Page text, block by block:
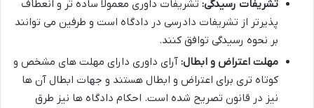
تشریفات رسیدگی: تشریفات داوری معمولاً ساده تر و انعطاف
پذیرتر از تشریفات دادرسی در دادگاه است و طرفین می توانند
بر نحوه رسیدگی توافق کنند.
مهلت اعتراض و ابطال: آرای داوری دارای مهلت های مشخص و
کوتاه تری برای اعتراض و ابطال هستند و جهات ابطال آن ها
نیز در قانون تصریح شده است. احکام دادگاه ها نیز طرق